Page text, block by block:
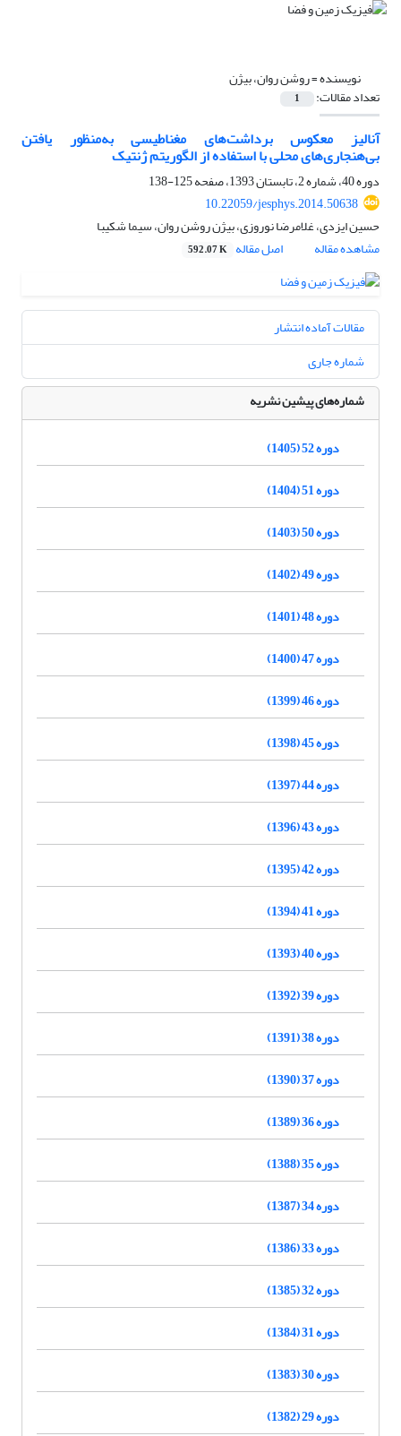
نویسنده =روشن روان، بیژن
تعداد مقالات: 1
آنالیز معکوس برداشت‌های مغناطیسی به‌منظور یافتن
بی‌هنجاری‌ها‌‌ی محلی با استفاده از الگوریتم ژنتیک
دوره 40، شماره 2، تابستان 1393، صفحه
125-138
10.22059/jesphys.2014.50638
حسین ایزدی، غلامرضا نوروزی، بیژن روشن روان، سیما شکیبا
مشاهده مقاله
اصل مقاله 592.07 K
مقالات آماده انتشار
شماره جاری
شماره‌های پیشین نشریه
دوره 52 (1405)
دوره 51 (1404)
دوره 50 (1403)
دوره 49 (1402)
دوره 48 (1401)
دوره 47 (1400)
دوره 46 (1399)
دوره 45 (1398)
دوره 44 (1397)
دوره 43 (1396)
دوره 42 (1395)
دوره 41 (1394)
دوره 40 (1393)
دوره 39 (1392)
دوره 38 (1391)
دوره 37 (1390)
دوره 36 (1389)
دوره 35 (1388)
دوره 34 (1387)
دوره 33 (1386)
دوره 32 (1385)
دوره 31 (1384)
دوره 30 (1383)
دوره 29 (1382)